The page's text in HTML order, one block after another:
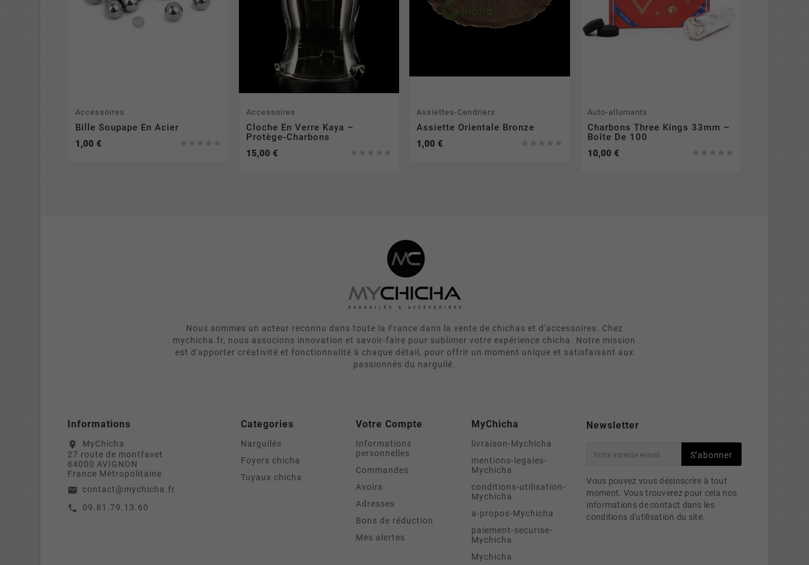
Accessoires
Bille Soupape En Acier
1,00 €
Accessoires
Cloche En Verre Kaya –
Protège-Charbons
15,00 €
Assiettes-Cendriers
Assiette Orientale Bronze
1,00 €
Auto-allumants
Charbons Three Kings 33mm –
Boîte De 100
10,00 €
Nous sommes un acteur reconnu dans toute la France dans la vente de chichas et d'accessoires. Chez
mychicha.fr, nous associons innovation et savoir-faire pour sublimer votre expérience chicha. Notre mission
est d'apporter créativité et fonctionnalité à chaque détail, pour offrir un moment unique et satisfaisant aux
passionnés du narguilé.
Informations
location_on
MyChicha
27 route de montfavet
84000 AVIGNON
France Métropolitaine
email contact@mychicha.fr
call 09.81.79.13.60
Categories
Narguilés
Foyers chicha
Tuyaux chicha
Votre Compte
Informations
personnelles
Commandes
Avoirs
Adresses
Bons de réduction
Mes alertes
MyChicha
livraison-Mychicha
mentions-legales-
Mychicha
conditions-utilisation-
Mychicha
a-propos-Mychicha
paiement-securise-
Mychicha
Mychicha
Newsletter
S’abonner
Vous pouvez vous désinscrire à tout
moment. Vous trouverez pour cela nos
informations de contact dans les
conditions d'utilisation du site.